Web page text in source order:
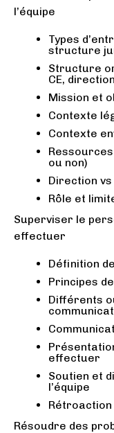
l’équipe
Types
structure
Structure
CE,
Mission et
Contexte
Contexte
ou non)
Direction
Rôle et
Superviser le
effectuer
Définition
Principes
Différents
effectuer
Soutien et
l’équipe
Rétroaction
Résoudre des